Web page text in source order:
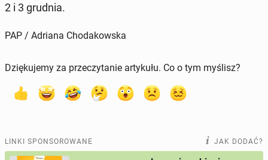
2 i 3 grudnia.
PAP / Adriana Chodakowska
Dziękujemy za przeczytanie artykułu. Co o tym myślisz?
LINKI SPONSOROWANE JAK DODAĆ?